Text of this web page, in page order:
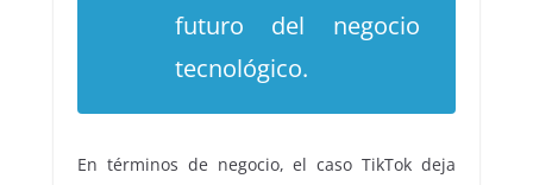
futuro del negocio
tecnológico.
En términos de negocio, el caso TikTok deja